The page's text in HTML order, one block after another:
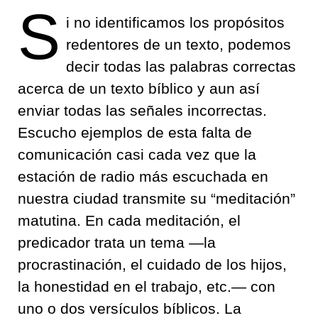
S i no identificamos los propósitos
redentores de un texto, podemos
decir todas las palabras correctas
acerca de un texto bíblico y aun así
enviar todas las señales incorrectas.
Escucho ejemplos de esta falta de
comunicación casi cada vez que la
estación de radio más escuchada en
nuestra ciudad transmite su “meditación”
matutina. En cada meditación, el
predicador trata un tema —la
procrastinación, el cuidado de los hijos,
la honestidad en el trabajo, etc.— con
uno o dos versículos bíblicos. La